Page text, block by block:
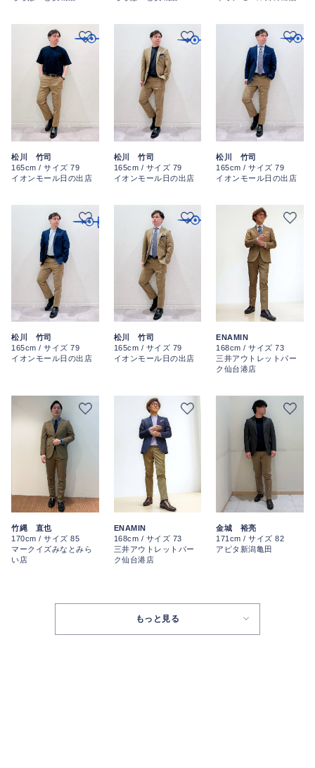
松川 竹司
165cm / サイズ 79
イオンモール日の出店
松川 竹司
165cm / サイズ 79
イオンモール日の出店
松川 竹司
165cm / サイズ 79
イオンモール日の出店
松川 竹司
165cm / サイズ 79
イオンモール日の出店
松川 竹司
165cm / サイズ 79
イオンモール日の出店
ENAMIN
168cm / サイズ 73
三井アウトレットパー
ク仙台港店
竹縄 直也
170cm / サイズ 85
マークイズみなとみら
い店
ENAMIN
168cm / サイズ 73
三井アウトレットパー
ク仙台港店
金城 裕亮
171cm / サイズ 82
アピタ新潟亀田
もっと見る